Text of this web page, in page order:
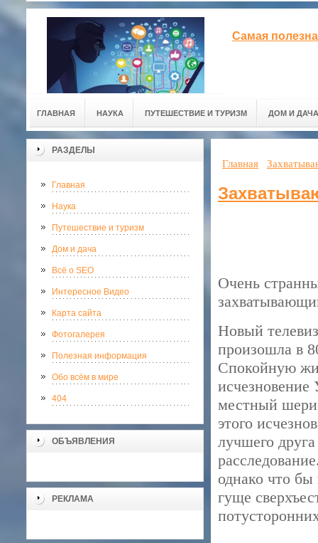
Самая
ГЛАВНАЯ НАУКА ПУТЕШЕСТВИЕ И ТУРИЗМ ДОМ И ДАЧА
РАЗДЕЛЫ
Главная
Наука
Путешествие и туризм
Дом и дача
Всё о SEO
Интересное Видео
Карта сайта
Фотогалерея
Полезная информация
Обо всём в мире
404
ОБЪЯВЛЕНИЯ
РЕКЛАМА
Главная
Очень
Новый
произошла в
Спокойную
исчезновение
местный
этого
лучшего
однако что бы
гуще